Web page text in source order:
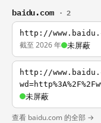
baidu.com · 2
http://
截至 2026 年 未屏蔽
http://
未屏蔽
查看 baidu.com 的全部 →